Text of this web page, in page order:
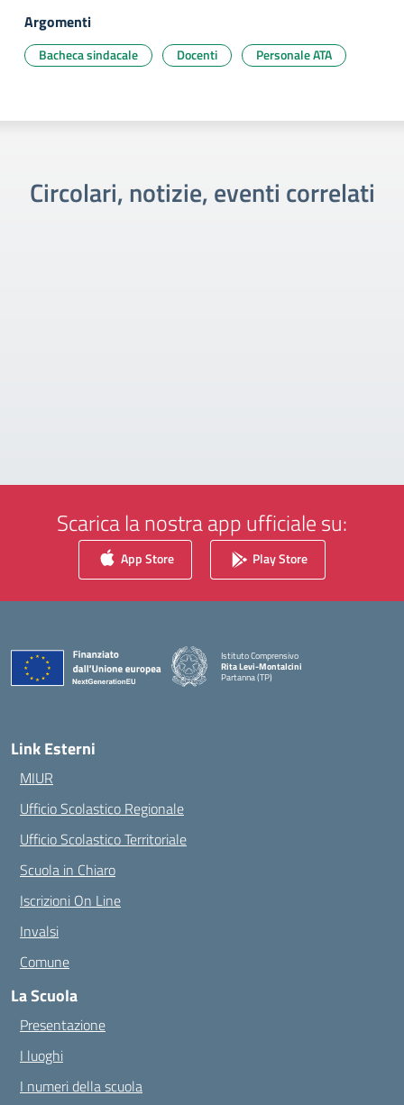
Argomenti
Bacheca sindacale Docenti Personale ATA
Circolari, notizie, eventi correlati
Scarica la nostra app ufficiale su:
App Store Play Store
Istituto Comprensivo
Rita Levi-Montalcini
Partanna (TP)
Link Esterni
MIUR
Ufficio Scolastico Regionale
Ufficio Scolastico Territoriale
Scuola in Chiaro
Iscrizioni On Line
Invalsi
Comune
La Scuola
Presentazione
I luoghi
I numeri della scuola